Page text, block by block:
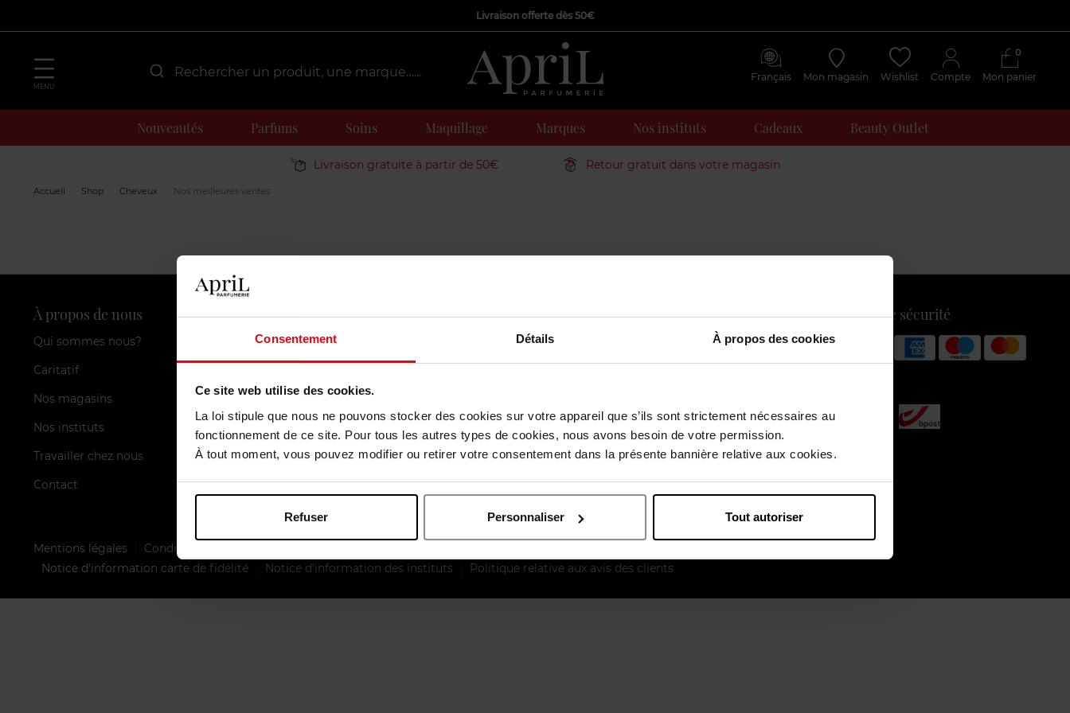
Consentement Détails À propos des cookies
Ce site web utilise des cookies.
La loi stipule que nous ne pouvons stocker des cookies sur votre appareil que s’ils sont strictement nécessaires au
fonctionnement de ce site. Pour tous les autres types de cookies, nous avons besoin de votre permission.
À tout moment, vous pouvez modifier ou retirer votre consentement dans la présente bannière relative aux cookies.
Refuser Personnaliser Tout autoriser
Livraison offerte dès 50€
MENU
Français Mon magasin Wishlist Compte Mon panier
0
Nouveautés Parfums Soins Maquillage Marques Nos instituts Cadeaux Beauty Outlet
Livraison gratuite à partir de 50€ Retour gratuit dans votre magasin
Accueil Shop Cheveux Nos meilleures ventes
À propos de nous
Qui sommes nous?
Caritatif
Nos magasins
Nos instituts
Travailler chez nous
Contact
Nos services
Carte de fidélité
Méthodes de paiement
Livraisons
Retours
Inscription à la Newsletter
Nos moments forts
Saint Valentin
Summer
Black Friday
Noël
Payez en toute sécurité
Livraison par
Mentions légales Conditions générales de vente
Notice d'information carte de fidélité
Notice d’information des instituts Politique relative aux avis des clients